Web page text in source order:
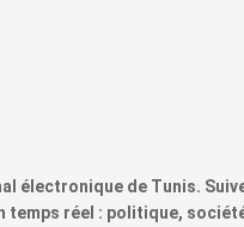
électronique de Tunis.
temps réel : politique,